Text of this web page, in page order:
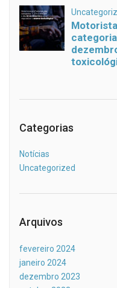
Categorias
Notícias
Uncategorized
Arquivos
fevereiro 2024
janeiro 2024
dezembro 2023